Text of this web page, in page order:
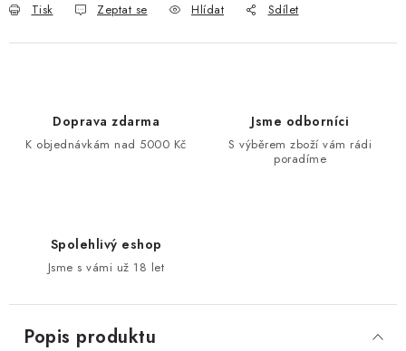
Tisk Zeptat se Hlídat Sdílet
Doprava zdarma
K objednávkám nad 5000 Kč
Jsme odborníci
S výběrem zboží vám rádi
poradíme
Spolehlivý eshop
Jsme s vámi už 18 let
Popis produktu